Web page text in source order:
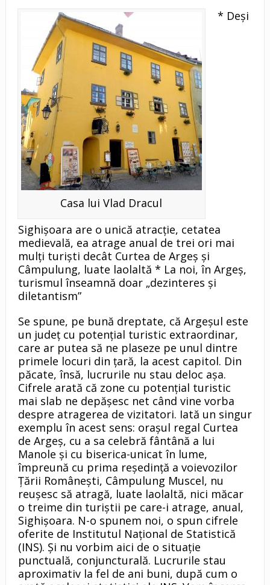
Casa lui Vlad Dracul
* Deşi
Sighişoara are o unică atracţie, cetatea
medievală, ea atrage anual de trei ori mai
mulţi turişti decât Curtea de Argeş şi
Câmpulung, luate laolaltă * La noi, în Argeş,
turismul înseamnă doar „dezinteres şi
diletantism”
Se spune, pe bună dreptate, că Argeşul este
un judeţ cu potenţial turistic extraordinar,
care ar putea să ne plaseze pe unul dintre
primele locuri din ţară, la acest capitol. Din
păcate, însă, lucrurile nu stau deloc aşa.
Cifrele arată că zone cu potenţial turistic
mai slab ne depăşesc net când vine vorba
despre atragerea de vizitatori. Iată un singur
exemplu în acest sens: oraşul regal Curtea
de Argeş, cu a sa celebră fântână a lui
Manole şi cu biserica-unicat în lume,
împreună cu prima reşedinţă a voievozilor
Ţării Româneşti, Câmpulung Muscel, nu
reuşesc să atragă, luate laolaltă, nici măcar
o treime din turiştii pe care-i atrage, anual,
Sighişoara. N-o spunem noi, o spun cifrele
oferite de Institutul Naţional de Statistică
(INS). Şi nu vorbim aici de o situaţie
punctuală, conjuncturală. Lucrurile stau
aproximativ la fel de ani buni, după cum o